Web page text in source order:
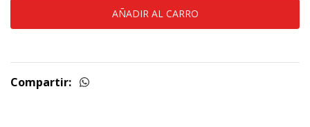
Compartir: